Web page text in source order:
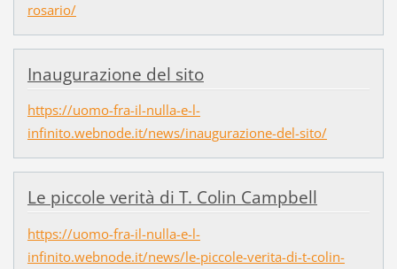
rosario/
Inaugurazione del sito
https://uomo-fra-il-nulla-e-l-
infinito.webnode.it/news/inaugurazione-del-sito/
Le piccole verità di T. Colin Campbell
https://uomo-fra-il-nulla-e-l-
infinito.webnode.it/news/le-piccole-verita-di-t-colin-